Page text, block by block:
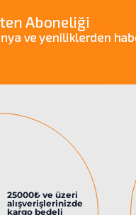
25000₺ ve üzeri
alışverişlerinizde
kargo bedeli